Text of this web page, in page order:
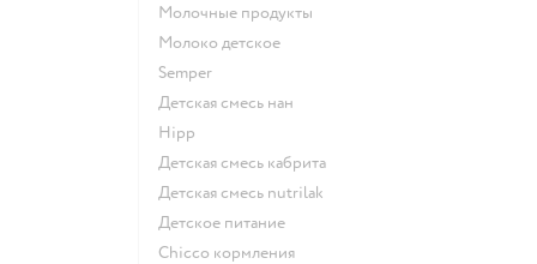
молочные продукты
молоко детское
semper
детская смесь нан
hipp
детская смесь кабрита
детская смесь nutrilak
детское питание
chicco кормления